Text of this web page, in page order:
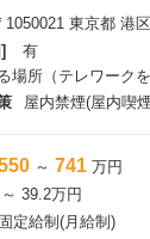
れぞれのライフス
アも実現できる制
1050021 東京都 港
有
場所（テレワーク
屋内禁煙(屋内喫
～ 741 万円
39.2万円
固定給制(月給制)